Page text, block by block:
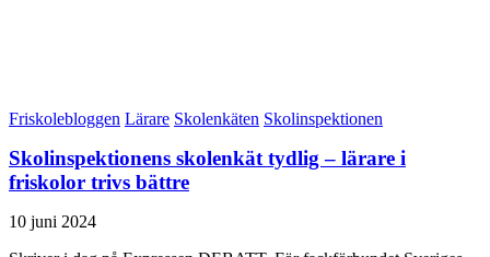
Friskolebloggen Lärare Skolenkäten Skolinspektionen
Skolinspektionens skolenkät tydlig – lärare i
friskolor trivs bättre
10 juni 2024